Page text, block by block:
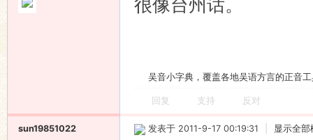
吴音小字典，覆盖各地吴语方言的正音
回复 支持 反对
sun19851022 发表于 2011-9-17 00:19:31 显示全部